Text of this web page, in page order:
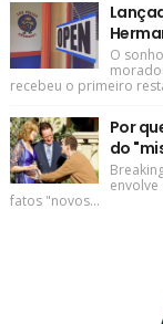
O
recebeu o primeiro
Por
do
fatos "novos...